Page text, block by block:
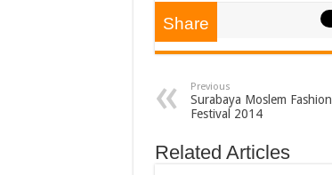
Share
Previous
Surabaya Moslem Fashion
Festival 2014
Related Articles